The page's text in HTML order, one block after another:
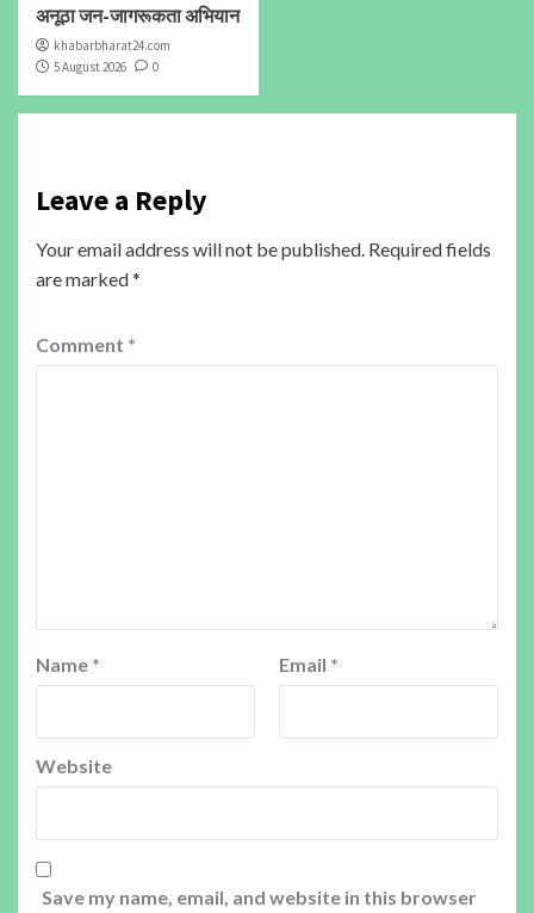
अनूठा जन-जागरूकता अभियान
khabarbharat24.com
5 August 2026
0
Leave a Reply
Your email address will not be published. Required fields
are marked*
Comment *
Name * Email *
Website
Save my name, email, and website in this browser